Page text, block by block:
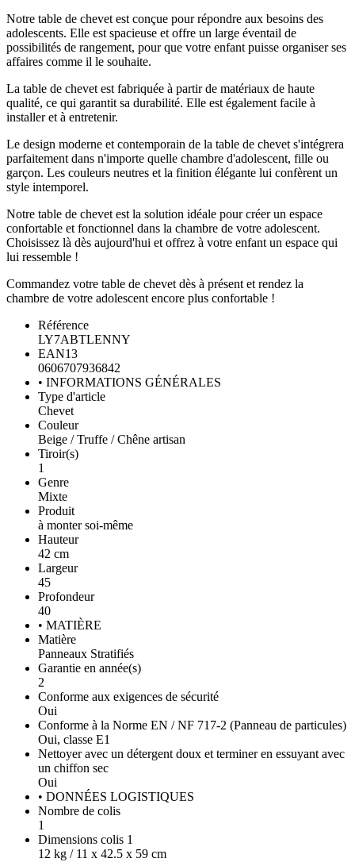
Notre table de chevet est conçue pour répondre aux besoins des
adolescents. Elle est spacieuse et offre un large éventail de
possibilités de rangement, pour que votre enfant puisse organiser ses
affaires comme il le souhaite.
La table de chevet est fabriquée à partir de matériaux de haute
qualité, ce qui garantit sa durabilité. Elle est également facile à
installer et à entretenir.
Le design moderne et contemporain de la table de chevet s'intégrera
parfaitement dans n'importe quelle chambre d'adolescent, fille ou
garçon. Les couleurs neutres et la finition élégante lui confèrent un
style intemporel.
Notre table de chevet est la solution idéale pour créer un espace
confortable et fonctionnel dans la chambre de votre adolescent.
Choisissez là dès aujourd'hui et offrez à votre enfant un espace qui
lui ressemble !
Commandez votre table de chevet dès à présent et rendez la
chambre de votre adolescent encore plus confortable !
Référence
LY7ABTLENNY
EAN13
0606707936842
• INFORMATIONS GÉNÉRALES
Type d'article
Chevet
Couleur
Beige / Truffe / Chêne artisan
Tiroir(s)
1
Genre
Mixte
Produit
à monter soi-même
Hauteur
42 cm
Largeur
45
Profondeur
40
• MATIÈRE
Matière
Panneaux Stratifiés
Garantie en année(s)
2
Conforme aux exigences de sécurité
Oui
Conforme à la Norme EN / NF 717-2 (Panneau de particules)
Oui, classe E1
Nettoyer avec un détergent doux et terminer en essuyant avec
un chiffon sec
Oui
• DONNÉES LOGISTIQUES
Nombre de colis
1
Dimensions colis 1
12 kg / 11 x 42.5 x 59 cm